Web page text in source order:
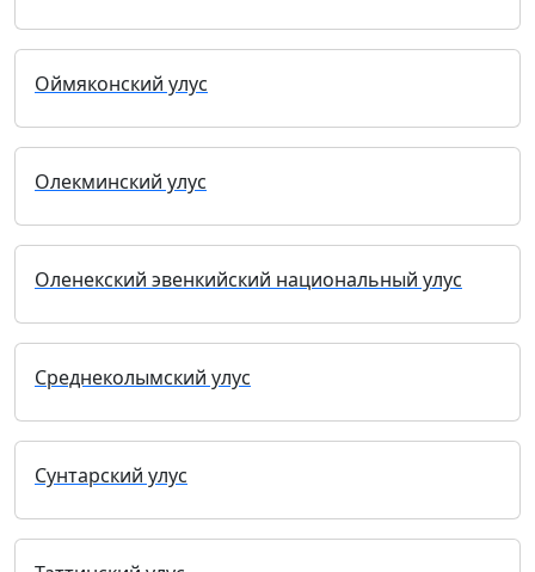
Оймяконский улус
Олекминский улус
Оленекский эвенкийский национальный улус
Среднеколымский улус
Сунтарский улус